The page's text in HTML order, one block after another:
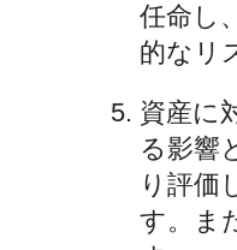
任命し
的なリ
資産に
る影響
り評価
す。ま